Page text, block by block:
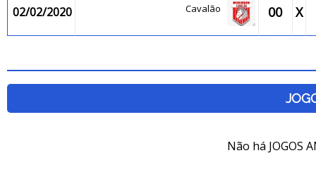
02/02/2020 Cavalão 00 X
Não há JOGOS